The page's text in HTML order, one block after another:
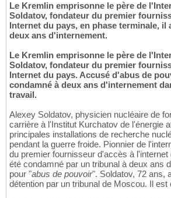
Le Kremlin emprisonne le père de
Soldatov, fondateur du premier
Internet du pays, en phase terminale, il
deux ans d'internement.
Le Kremlin emprisonne le père de
Soldatov, fondateur du premier
Internet du pays. Accusé d'abus de
condamné à deux ans d'internement
travail.
Alexey Soldatov, physicien nucléaire de
carrière à l'Institut Kurchatov de l'énergie
principales installations de recherche
pendant la guerre froide. Pionnier de
du premier fournisseur d'accès à
été condamné par un tribunal à deux ans
pour "abus de pouvoir". Soldatov, 72 ans,
détention par un tribunal de Moscou. Il est